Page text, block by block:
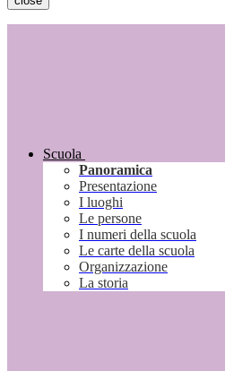
Scuola
Panoramica
Presentazione
I luoghi
Le persone
I numeri della scuola
Le carte della scuola
Organizzazione
La storia